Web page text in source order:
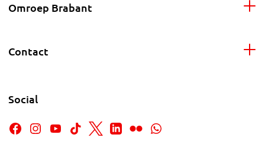
Omroep Brabant
Contact
Social